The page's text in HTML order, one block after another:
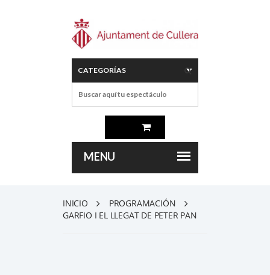
INICIO
PROGRAMACIÓN
GARFIO I EL LLEGAT DE PETER PAN